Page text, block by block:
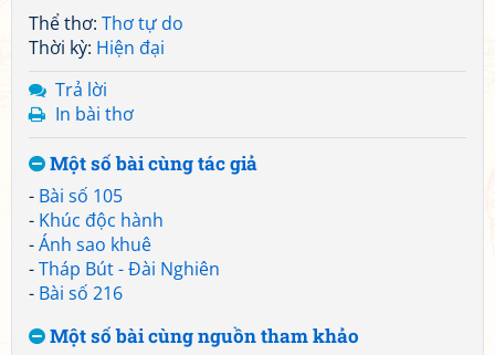
Thể thơ: Thơ tự do
Thời kỳ: Hiện đại
Trả lời
In bài thơ
Một số bài cùng tác giả
- Bài số 105
- Khúc độc hành
-Ánh sao khuê
-Tháp Bút - Đài Nghiên
- Bài số 216
Một số bài cùng nguồn tham khảo